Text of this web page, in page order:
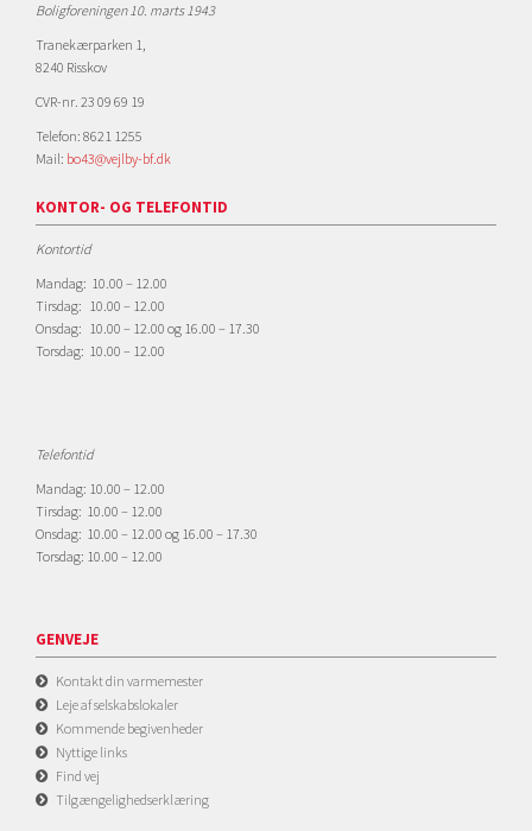
Boligforeningen 10. marts 1943
Tranekærparken 1,
8240 Risskov
CVR-nr. 23 09 69 19
Telefon: 8621 1255
Mail: bo43@vejlby-bf.dk
KONTOR- OG TELEFONTID
Kontortid
Mandag: 10.00 – 12.00
Tirsdag: 10.00 – 12.00
Onsdag: 10.00 – 12.00 og 16.00 – 17.30
Torsdag: 10.00 – 12.00
Telefontid
Mandag: 10.00 – 12.00
Tirsdag: 10.00 – 12.00
Onsdag: 10.00 – 12.00 og 16.00 – 17.30
Torsdag: 10.00 – 12.00
GENVEJE
Kontakt din varmemester
Leje af selskabslokaler
Kommende begivenheder
Nyttige links
Find vej
Tilgængelighedserklæring